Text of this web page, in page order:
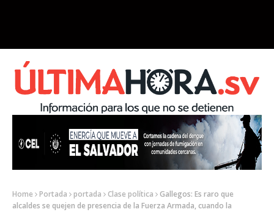
Home Portada portada Clase política
Gallegos: Es raro que
alcaldes se quejen de presencia de la Fuerza Armada, cuando la